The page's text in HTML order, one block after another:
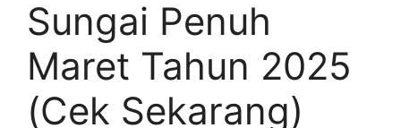
Sungai Penuh
Maret Tahun 2025
(Cek Sekarang)